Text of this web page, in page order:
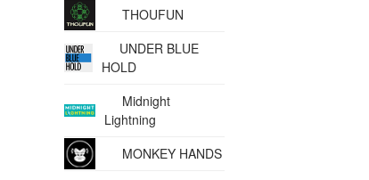
THOUFUN
UNDER BLUE
HOLD
Midnight
Lightning
MONKEY HANDS